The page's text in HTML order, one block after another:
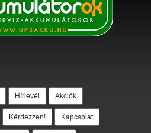
Hírlevél Akciók
Kérdezzen! Kapcsolat